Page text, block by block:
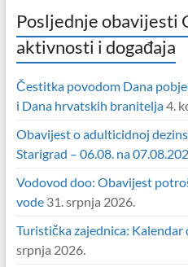
Posljednje obavijesti
aktivnosti i događaja
Čestitka povodom Dana
i Dana hrvatskih branitelja4.
Obavijest o adulticidnoj
Starigrad – 06.08. na
Vodovod doo: Obavijest
vode 31. srpnja 2026.
Turistička zajednica: Kalendar
srpnja 2026.